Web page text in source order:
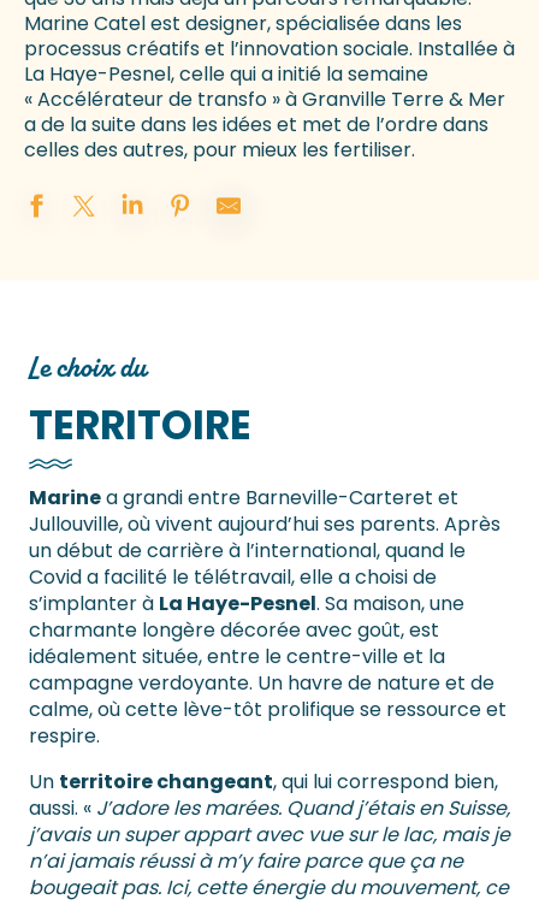
Marine Catel est designer, spécialisée dans les
processus créatifs et l’innovation sociale. Installée à
La Haye-Pesnel, celle qui a initié la semaine
« Accélérateur de transfo » à Granville Terre & Mer
a de la suite dans les idées et met de l’ordre dans
celles des autres, pour mieux les fertiliser.
Le choix du
TERRITOIRE
Marinea grandi entre Barneville-Carteret et
Jullouville, où vivent aujourd’hui ses parents. Après
un début de carrière à l’international, quand le
Covid a facilité le télétravail, elle a choisi de
s’implanter à La Haye-Pesnel. Sa maison, une
charmante longère décorée avec goût, est
idéalement située, entre le centre-ville et la
campagne verdoyante. Un havre de nature et de
calme, où cette lève-tôt prolifique se ressource et
respire.
Un territoire changeant, qui lui correspond bien,
aussi. « J’adore les marées. Quand j’étais en Suisse,
j’avais un super appart avec vue sur le lac, mais je
n’ai jamais réussi à m’y faire parce que ça ne
bougeait pas. Ici, cette énergie du mouvement, ce